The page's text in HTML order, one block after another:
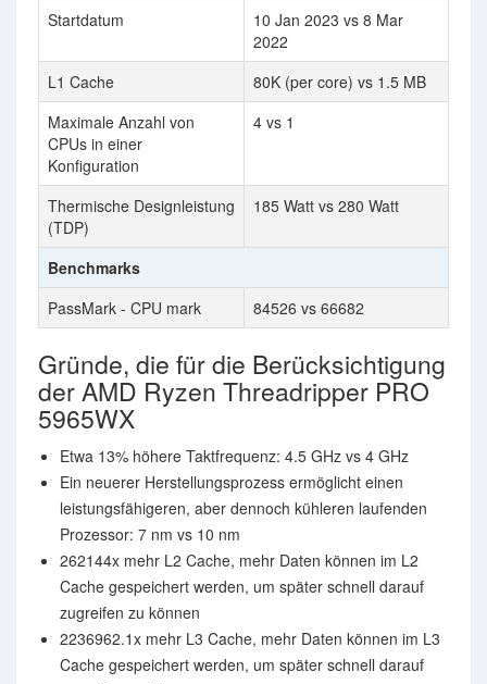
Startdatum
10 Jan 2023 vs 8 Mar
2022
L1 Cache
80K (per core) vs 1.5 MB
Maximale Anzahl von
CPUs in einer
Konfiguration
4 vs 1
Thermische Designleistung
(TDP)
185 Watt vs 280 Watt
Benchmarks
PassMark - CPU mark
84526 vs 66682
Gründe, die für die Berücksichtigung
der AMD Ryzen Threadripper PRO
5965WX
Etwa 13% höhere Taktfrequenz: 4.5 GHz vs 4 GHz
Ein neuerer Herstellungsprozess ermöglicht einen
leistungsfähigeren, aber dennoch kühleren laufenden
Prozessor: 7 nm vs 10 nm
262144x mehr L2 Cache, mehr Daten können im L2
Cache gespeichert werden, um später schnell darauf
zugreifen zu können
2236962.1x mehr L3 Cache, mehr Daten können im L3
Cache gespeichert werden, um später schnell darauf